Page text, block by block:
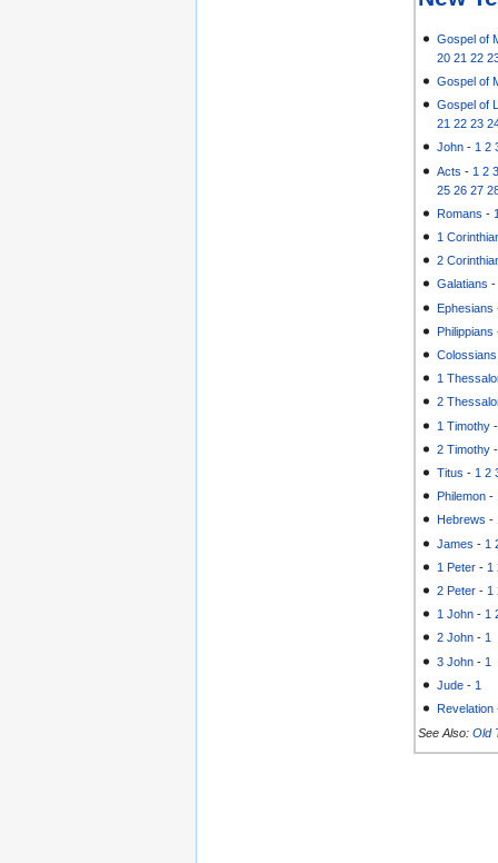
Gospel of
20 21 22
Gospel of
Gospel of
21 22 23
John - 1 2
Acts - 1 2
25 26 27
Romans -
1
2
Galatians
Ephesians
Philippians
Colossians
1
2
1 Timothy
2 Timothy
Titus - 1 2
Philemon -
Hebrews -
James - 1
1 Peter - 1
2 Peter - 1
1 John - 1
2 John - 1
3 John - 1
Jude - 1
Revelation
See Also: Old